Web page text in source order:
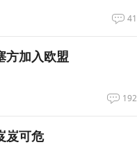
41
方加入欧盟
192
岌可危